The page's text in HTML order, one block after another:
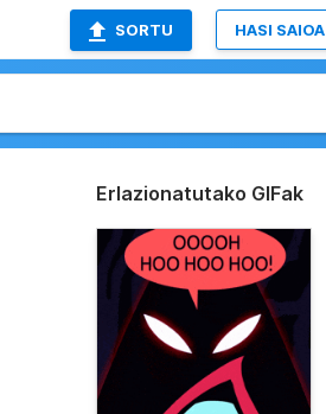
SORTU HASI SAIOA
Erlazionatutako GIFak